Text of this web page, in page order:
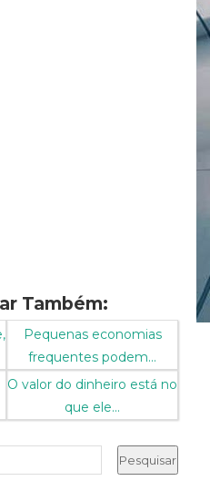
Também:
Pequenas economias
frequentes podem...
O valor do dinheiro está no
que ele...